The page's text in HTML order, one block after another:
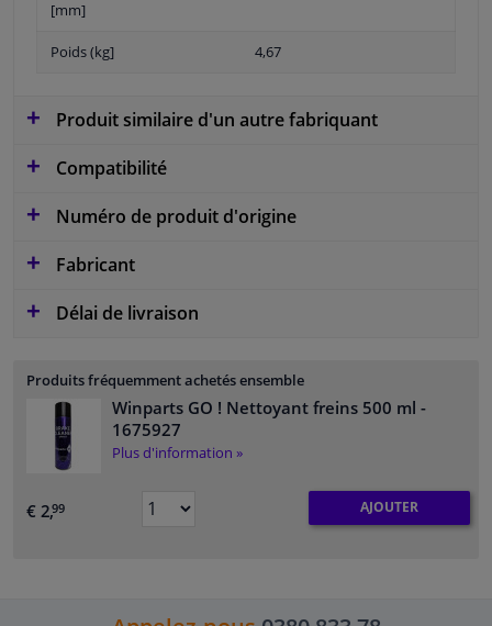
[mm]
Poids (kg] 4,67
Produit similaire d'un autre fabriquant
Compatibilité
Numéro de produit d'origine
Fabricant
Délai de livraison
Produits fréquemment achetés ensemble
Winparts GO ! Nettoyant freins 500 ml -
1675927
Plus d'information »
€ 2,99 AJOUTER